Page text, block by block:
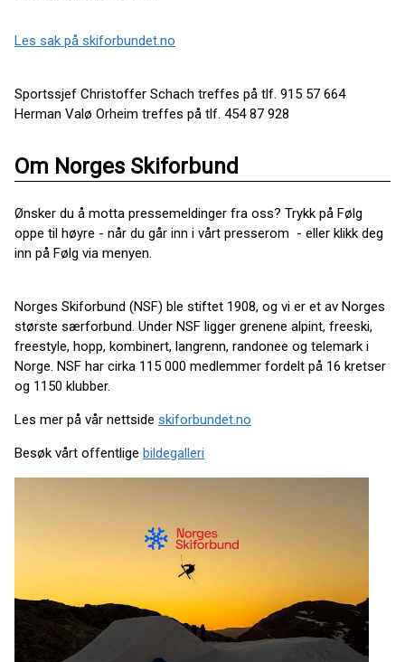
Les sak på skiforbundet.no
Sportssjef Christoffer Schach treffes på tlf. 915 57 664
Herman Valø Orheim treffes på tlf. 454 87 928
Om Norges Skiforbund
Ønsker du å motta pressemeldinger fra oss? Trykk på Følg
oppe til høyre - når du går inn i vårt presserom - eller klikk deg
inn på Følg via menyen.
Norges Skiforbund (NSF) ble stiftet 1908, og vi er et av Norges
største særforbund. Under NSF ligger grenene alpint, freeski,
freestyle, hopp, kombinert, langrenn, randonee og telemark i
Norge. NSF har cirka 115 000 medlemmer fordelt på 16 kretser
og 1150 klubber.
Les mer på vår nettside skiforbundet.no
Besøk vårt offentlige bildegalleri